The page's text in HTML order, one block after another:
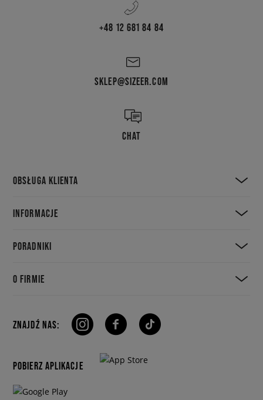
+48 12 681 84 84
SKLEP@SIZEER.COM
CHAT
OBSŁUGA KLIENTA
INFORMACJE
PORADNIKI
O FIRMIE
ZNAJDŹ NAS:
POBIERZ APLIKACJE